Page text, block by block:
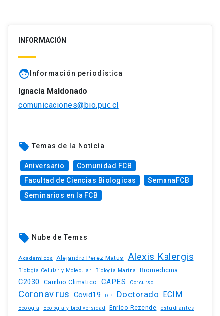
INFORMACIÓN
face Información periodística
Ignacia Maldonado
comunicaciones@bio.puc.cl
local_offer Temas de la Noticia
Aniversario
Comunidad FCB
Facultad de Ciencias Biologicas
SemanaFCB
Seminarios en la FCB
local_offer Nube de Temas
Academicos Alejandro Perez Matus Alexis Kalergis
Biologia Celular y Molecular Biologia Marina Biomedicina
C2030 Cambio Climatico CAPES Concurso
Coronavirus Covid19 DIP Doctorado ECIM
Ecologia Ecologia y biodiversidad Enrico Rezende estudiantes